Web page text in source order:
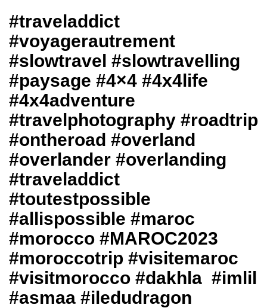
#traveladdict
#voyagerautrement
#slowtravel #slowtravelling
#paysage #4×4 #4x4life
#4x4adventure
#travelphotography #roadtrip
#ontheroad #overland
#overlander #overlanding
#traveladdict
#toutestpossible
#allispossible #maroc
#morocco #MAROC2023
#moroccotrip #visitemaroc
#visitmorocco #dakhla #imlil
#asmaa #iledudragon